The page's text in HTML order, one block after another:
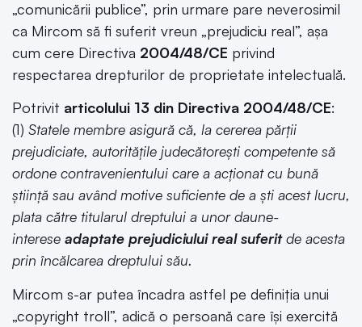
„comunicării publice”, prin urmare pare neverosimil
ca Mircom să fi suferit vreun „prejudiciu real”, așa
cum cere Directiva 2004/48/CE privind
respectarea drepturilor de proprietate intelectuală.
Potrivit articolului 13 din Directiva 2004/48/CE:
(1) Statele membre asigură că, la cererea părții
prejudiciate, autoritățile judecătorești competente să
ordone contravenientului care a acționat cu bună
știință sau având motive suficiente de a ști acest lucru,
plata către titularul dreptului a unor daune-
interese adaptate prejudiciului real suferitde acesta
prin încălcarea dreptului său.
Mircom s-ar putea încadra astfel pe definiția unui
„copyright troll”, adică o persoană care își exercită